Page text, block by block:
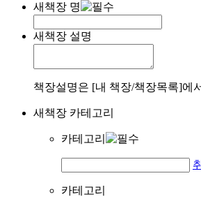
새책장 명
새책장 설명
책장설명은 [내 책장/책장목록]에
새책장 카테고리
카테고리
카테고리